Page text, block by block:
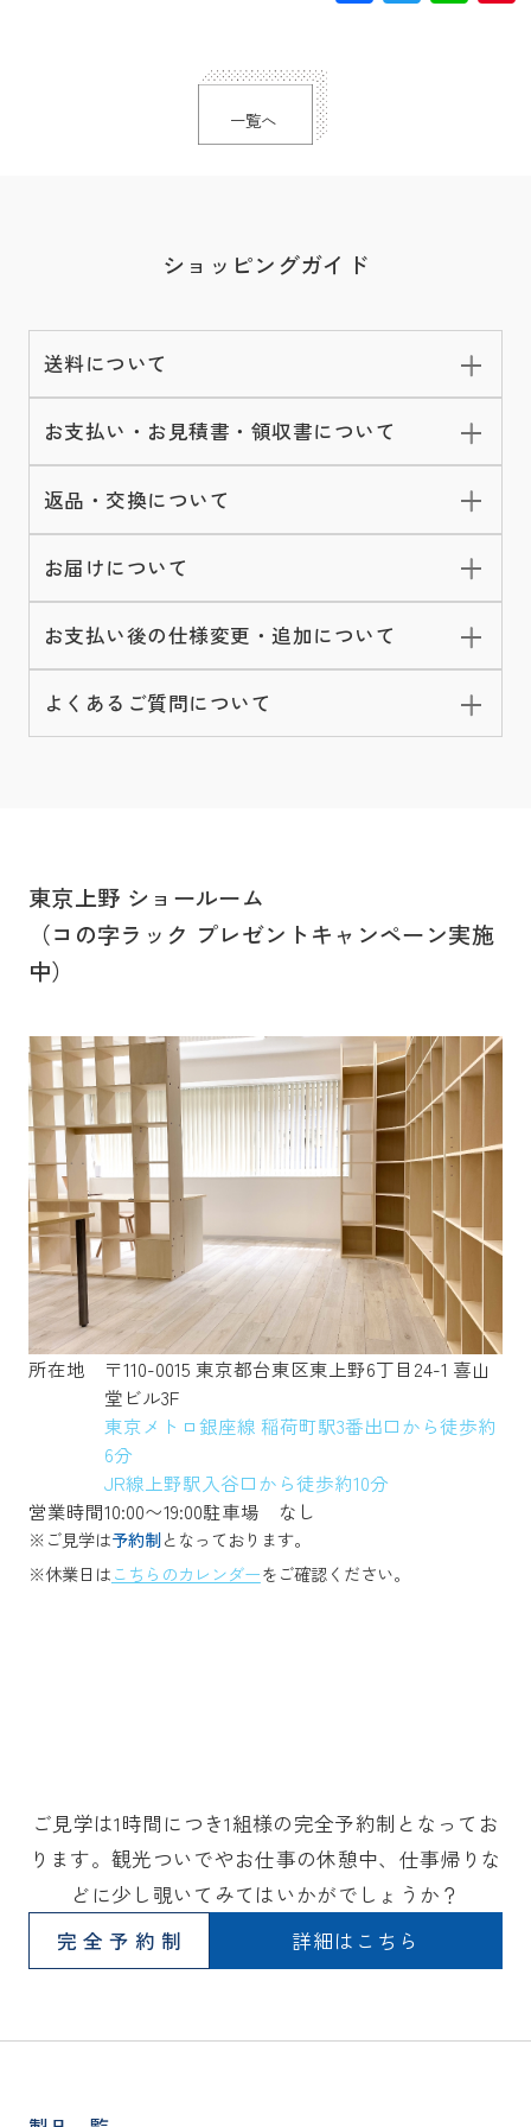
一覧へ
ショッピングガイド
送料について
お支払い・お見積書・領収書について
返品・交換について
お届けについて
お支払い後の仕様変更・追加について
よくあるご質問について
東京上野 ショールーム
（コの字ラック プレゼントキャンペーン実施
中）
所在地
〒110-0015 東京都台東区東上野6丁目24-1 喜山
堂ビル3F
東京メトロ銀座線 稲荷町駅3番出口から徒歩約
6分
JR線上野駅入谷口から徒歩約10分
営業時間10:00〜19:00駐車場 なし
※ご見学は予約制となっております。
※休業日はこちらのカレンダーをご確認ください。
ご見学は1時間につき1組様の完全予約制となってお
ります。観光ついでやお仕事の休憩中、仕事帰りな
どに少し覗いてみてはいかがでしょうか？
完全予約制
詳細はこちら